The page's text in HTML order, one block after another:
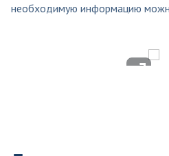
необходимую информацию